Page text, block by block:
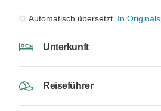
Automatisch übersetzt. In
Unterkunft
Reiseführer